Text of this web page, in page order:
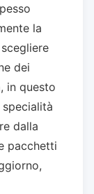
la
dei
in questo
dalla
pacchetti